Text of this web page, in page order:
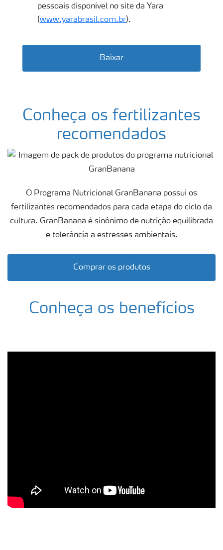
pessoais disponível no site da Yara
(www.yarabrasil.com.br).
Baixar
Conheça os fertilizantes
recomendados
O Programa Nutricional GranBanana possui os
fertilizantes recomendados para cada etapa do ciclo da
cultura. GranBanana é sinônimo de nutrição equilibrada
e tolerância a estresses ambientais.
Comprar os produtos
Conheça os benefícios